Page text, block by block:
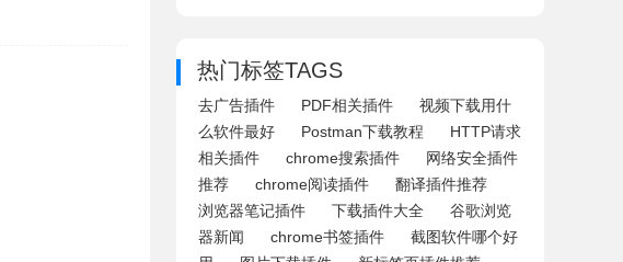
热门标签TAGS
去广告插件 PDF相关插件
视频下载用什
么软件最好
Postman下载教程
HTTP请求
相关插件
chrome搜索插件
网络安全插件
推荐
chrome阅读插件
翻译插件推荐
浏览器笔记插件
下载插件大全
谷歌浏览
器新闻
chrome书签插件
截图软件哪个好